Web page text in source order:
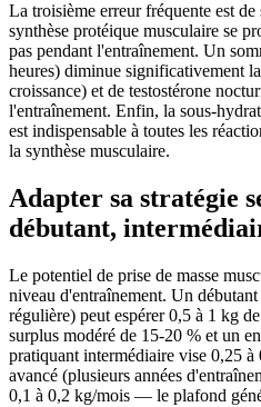
La troisième erreur fréquente est
synthèse protéique musculaire se
pas pendant l'entraînement. Un
heures) diminue significativement
croissance) et de testostérone
l'entraînement. Enfin, la sous-
est indispensable à toutes les
la synthèse musculaire.
Adapter sa stratégie
débutant,
Le potentiel de prise de masse
niveau d'entraînement. Un
régulière) peut espérer 0,5 à 1 kg
surplus modéré de 15-20 % et un
pratiquant intermédiaire vise 0,25
avancé (plusieurs années
0,1 à 0,2 kg/mois — le plafond